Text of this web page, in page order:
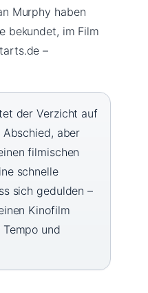
Murphy haben
bekundet, im Film
–
der Verzicht auf
aber
filmischen
schnelle
sich gedulden –
Kinofilm
und